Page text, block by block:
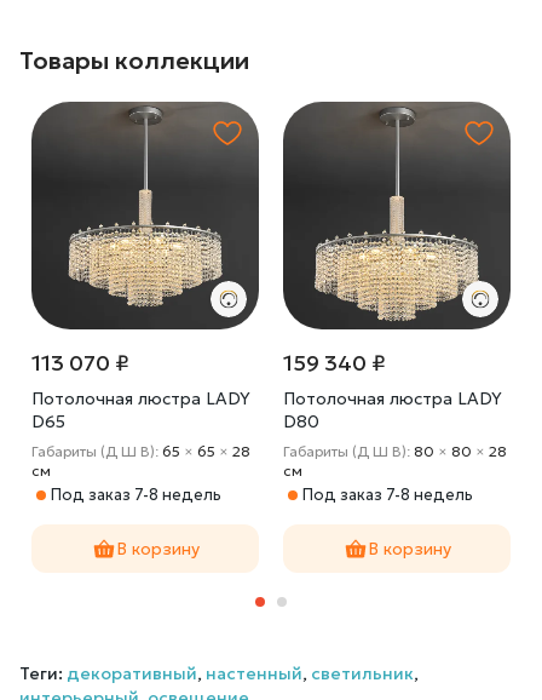
Товары коллекции
113 070 ₽
Потолочная люстра LADY
D65
Габариты (Д Ш В): 65 × 65 × 28
cм
Под заказ 7-8 недель
В корзину
159 340 ₽
Потолочная люстра LADY
D80
Габариты (Д Ш В): 80 × 80 × 28
cм
Под заказ 7-8 недель
В корзину
Теги: декоративный, настенный, светильник,